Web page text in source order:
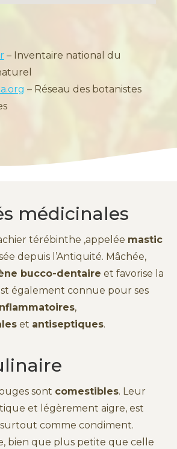
– Inventaire national du
– Réseau des botanistes
médicinales
térébinthe ,appelée mastic
depuis l’Antiquité. Mâchée,
bucco-dentaire et favorise la
également connue pour ses
,
et antiseptiques.
sont comestibles. Leur
et légèrement aigre, est
surtout comme condiment.
bien que plus petite que celle